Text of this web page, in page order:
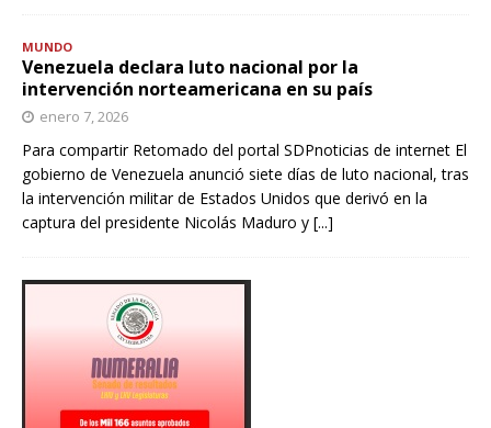
MUNDO
Venezuela declara luto nacional por la
intervención norteamericana en su país
enero 7, 2026
Para compartir Retomado del portal SDPnoticias de internet El
gobierno de Venezuela anunció siete días de luto nacional, tras
la intervención militar de Estados Unidos que derivó en la
captura del presidente Nicolás Maduro y [...]